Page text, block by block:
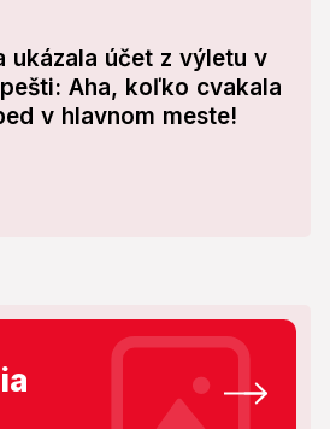
ukázala účet z výletu v
Aha, koľko cvakala
v hlavnom meste!